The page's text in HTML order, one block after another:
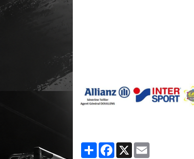
PartagerFacebook
X